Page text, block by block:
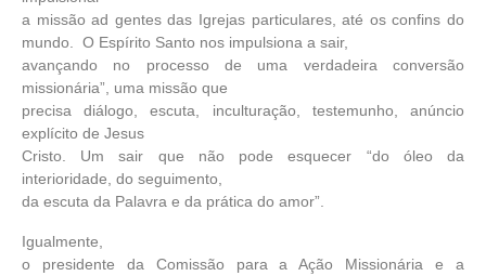
a missão ad gentes das Igrejas particulares, até os confins do
mundo. O Espírito Santo nos impulsiona a sair,
avançando no processo de uma verdadeira conversão
missionária”, uma missão que
precisa diálogo, escuta, inculturação, testemunho, anúncio
explícito de Jesus
Cristo. Um sair que não pode esquecer “do óleo da
interioridade, do seguimento,
da escuta da Palavra e da prática do amor”.
Igualmente,
o presidente da Comissão para a Ação Missionária e a